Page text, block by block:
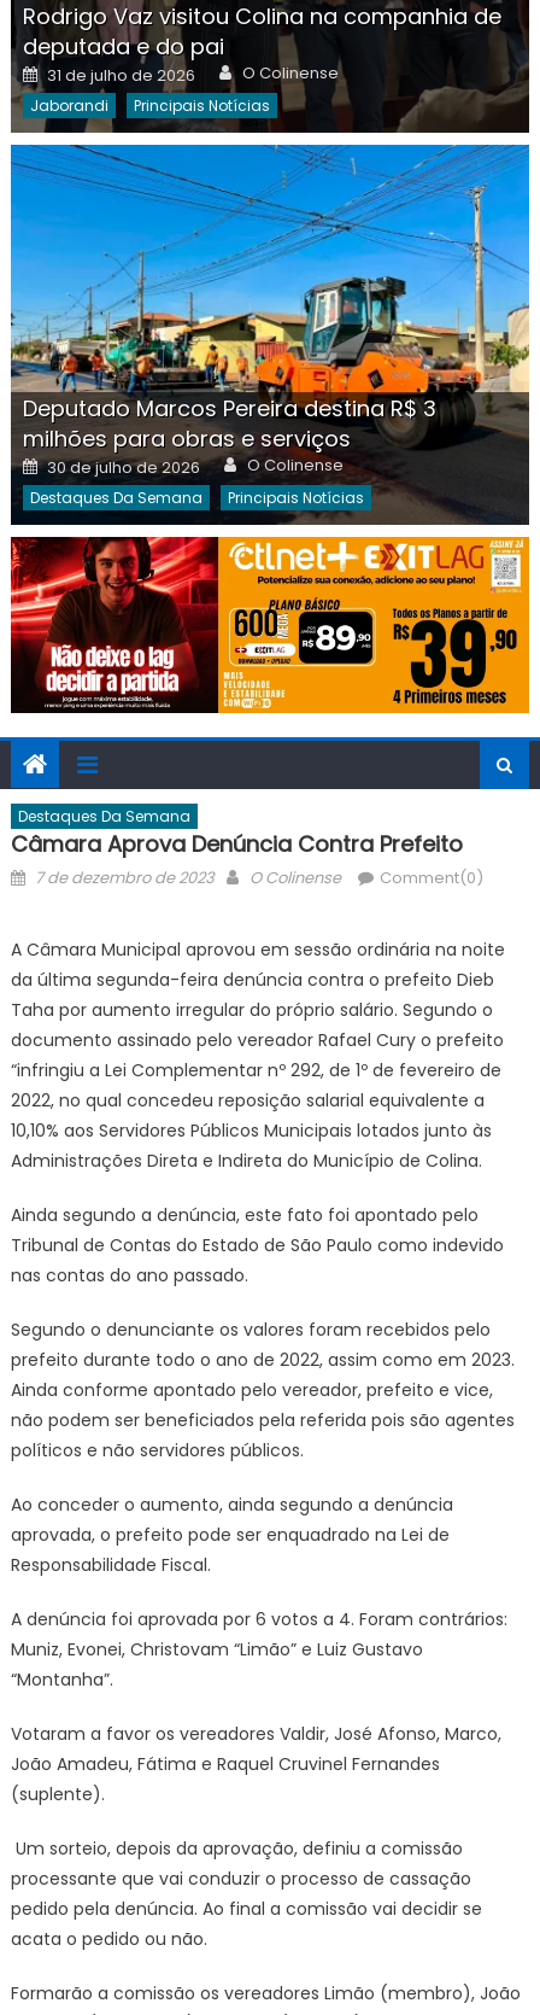
Rodrigo Vaz visitou Colina na companhia de
deputada e do pai
Posted
on
31 de julho de 2026 Author
O Colinense
Jaborandi Principais Notícias
Deputado Marcos Pereira destina R$ 3
milhões para obras e serviços
Posted
on
30 de julho de 2026 Author
O Colinense
Destaques Da Semana Principais Notícias
Destaques Da Semana
Câmara Aprova Denúncia Contra Prefeito
Posted
7 de dezembro de 2023 Author
O Colinense Comment(0)
A Câmara Municipal aprovou em sessão ordinária na noite
da última segunda-feira denúncia contra o prefeito Dieb
Taha por aumento irregular do próprio salário. Segundo o
documento assinado pelo vereador Rafael Cury o prefeito
“infringiu a Lei Complementar nº 292, de 1º de fevereiro de
2022, no qual concedeu reposição salarial equivalente a
10,10% aos Servidores Públicos Municipais lotados junto às
Administrações Direta e Indireta do Município de Colina.
Ainda segundo a denúncia, este fato foi apontado pelo
Tribunal de Contas do Estado de São Paulo como indevido
nas contas do ano passado.
Segundo o denunciante os valores foram recebidos pelo
prefeito durante todo o ano de 2022, assim como em 2023.
Ainda conforme apontado pelo vereador, prefeito e vice,
não podem ser beneficiados pela referida pois são agentes
políticos e não servidores públicos.
Ao conceder o aumento, ainda segundo a denúncia
aprovada, o prefeito pode ser enquadrado na Lei de
Responsabilidade Fiscal.
A denúncia foi aprovada por 6 votos a 4. Foram contrários:
Muniz, Evonei, Christovam “Limão” e Luiz Gustavo
“Montanha”.
Votaram a favor os vereadores Valdir, José Afonso, Marco,
João Amadeu, Fátima e Raquel Cruvinel Fernandes
(suplente).
Um sorteio, depois da aprovação, definiu a comissão
processante que vai conduzir o processo de cassação
pedido pela denúncia. Ao final a comissão vai decidir se
acata o pedido ou não.
Formarão a comissão os vereadores Limão (membro), João